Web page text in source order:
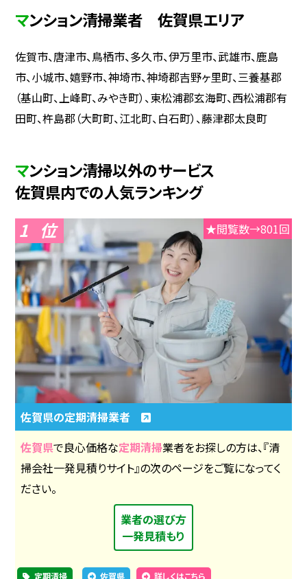
マンション清掃業者 佐賀県エリア
佐賀市、唐津市、鳥栖市、多久市、伊万里市、武雄市、鹿島
市、小城市、嬉野市、神埼市、神埼郡吉野ヶ里町、三養基郡
（基山町、上峰町、みやき町）、東松浦郡玄海町、西松浦郡有
田町、杵島郡（大町町、江北町、白石町）、藤津郡太良町
マンション清掃以外のサービス
佐賀県内での人気ランキング
1 ★閲覧数→801回
佐賀県の定期清掃業者
佐賀県で良心価格な定期清掃業者をお探しの方は、『清
掃会社一発見積りサイト』の次のページをご覧になってく
ださい。
業者の選び方
一発見積もり
定期清掃 佐賀県 詳しくはこちら